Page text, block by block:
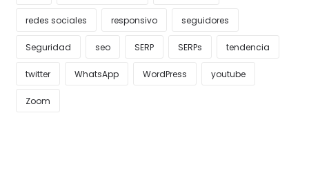
redes sociales responsivo seguidores
Seguridad seo SERP SERPs tendencia
twitter WhatsApp WordPress youtube
Zoom